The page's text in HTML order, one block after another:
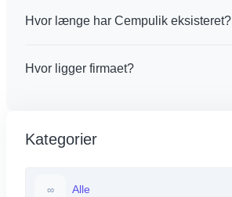
Hvor længe har Cempulik eksisteret?
Hvor ligger firmaet?
Kategorier
∞ Alle